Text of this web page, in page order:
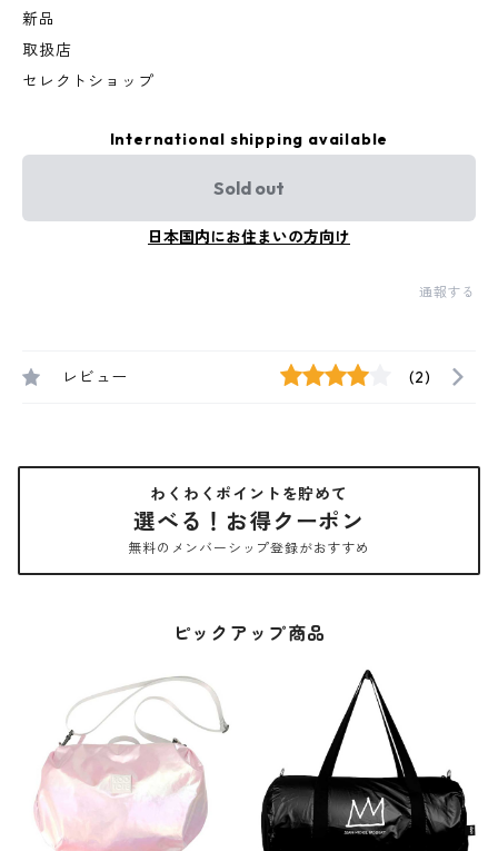
新品
取扱店
セレクトショップ
International shipping available
Sold out
日本国内にお住まいの方向け
通報する
レビュー (2)
わくわくポイントを貯めて
選べる！お得クーポン
無料のメンバーシップ登録がおすすめ
ピックアップ商品